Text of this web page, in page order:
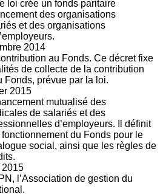
loi crée un fonds paritaire
des organisations
et des organisations
2014
au Fonds. Ce décret fixe
de collecte de la contribution
Fonds, prévue par la loi.
2015
mutualisé des
de salariés et des
d’employeurs. Il définit
fonctionnement du Fonds pour le
social, ainsi que les règles de
2015
l’Association de gestion du